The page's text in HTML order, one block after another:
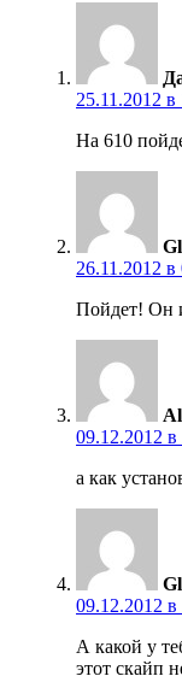
25.11.2012 в
На 610
26.11.2012 в
Пойдет! Он
09.12.2012 в
а как
09.12.2012 в
А какой у
этот скайп